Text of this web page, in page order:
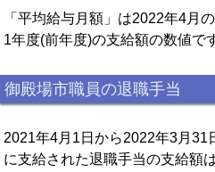
「平均給与月額」は2022年4月
1年度(前年度)の支給額の数値で
御殿場市職員の退職手当
2021年4月1日から2022年3月31
に支給された退職手当の支給額